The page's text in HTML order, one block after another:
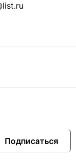
Подписаться